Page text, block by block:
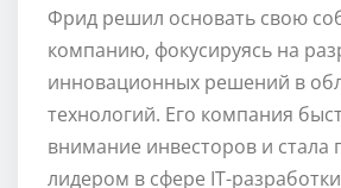
Фрид решил основать свою
компанию, фокусируясь на
инновационных решений в
технологий. Его компания
внимание инвесторов и
лидером в сфере IT-